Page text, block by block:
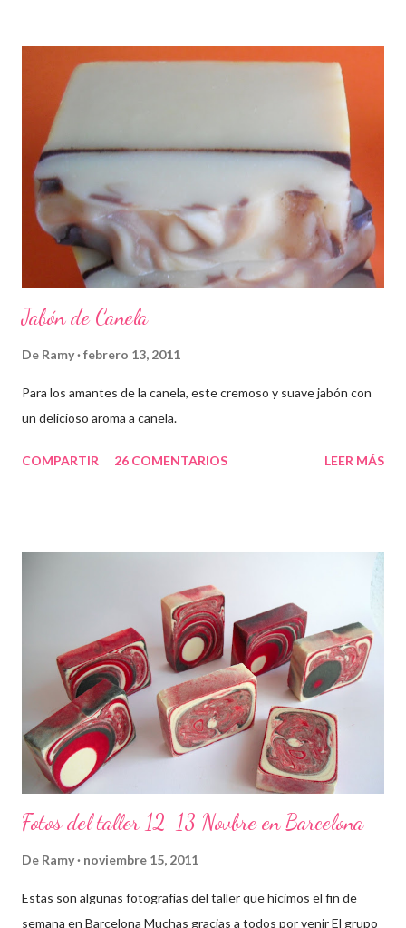
Jabón de Canela
De Ramy febrero 13, 2011
Para los amantes de la canela, este cremoso y suave jabón con
un delicioso aroma a canela.
COMPARTIR 26 COMENTARIOS LEER MÁS
Fotos del taller 12-13 Novbre en Barcelona
De Ramy noviembre 15, 2011
Estas son algunas fotografías del taller que hicimos el fin de
semana en Barcelona Muchas gracias a todos por venir El grupo